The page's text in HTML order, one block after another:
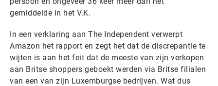
gemiddelde in het V.K.
In een verklaring aan The Independent verwerpt
Amazon het rapport en zegt het dat de discrepantie te
wijten is aan het feit dat de meeste van zijn verkopen
aan Britse shoppers geboekt werden via Britse filialen
van een van zijn Luxemburgse bedrijven. Wat dus